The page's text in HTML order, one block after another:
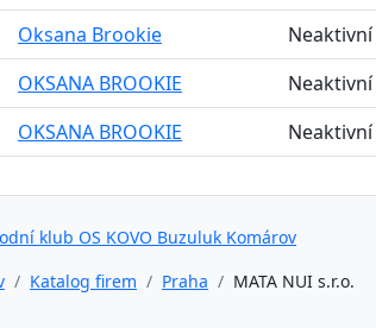
Oksana Brookie
Neaktivní
OKSANA BROOKIE
Neaktivní
OKSANA BROOKIE
Neaktivní
klub OS KOVO Buzuluk Komárov
Katalog firem Praha MATA NUI s.r.o.